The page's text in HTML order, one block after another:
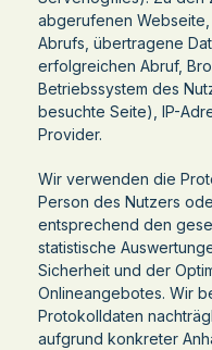
abgerufenen
Abrufs, übertragene
erfolgreichen Abruf,
Betriebssystem des
besuchte Seite), IP-
Provider.
Wir verwenden die
Person des Nutzers
entsprechend den
statistische
Sicherheit und der
Onlineangebotes. Wir
Protokolldaten
aufgrund konkreter